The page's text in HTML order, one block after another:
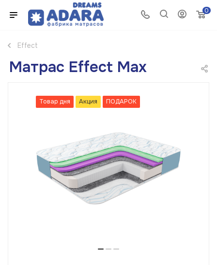
0
Effect
Матрас Effect Max
Товар дня Акция ПОДАРОК